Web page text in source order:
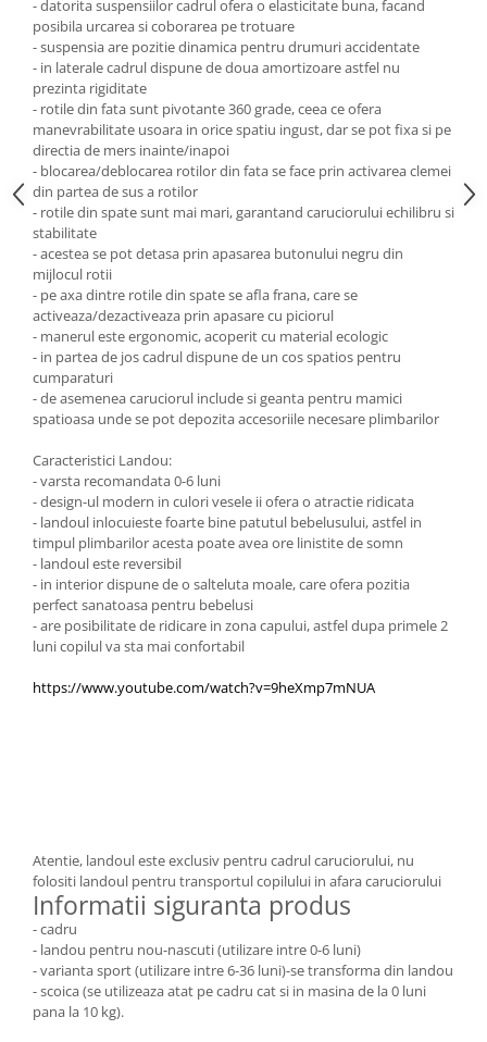
- datorita suspensiilor cadrul ofera o elasticitate buna, facand
posibila urcarea si coborarea pe trotuare
- suspensia are pozitie dinamica pentru drumuri accidentate
- in laterale cadrul dispune de doua amortizoare astfel nu
prezinta rigiditate
- rotile din fata sunt pivotante 360 grade, ceea ce ofera
manevrabilitate usoara in orice spatiu ingust, dar se pot fixa si pe
directia de mers inainte/inapoi
- blocarea/deblocarea rotilor din fata se face prin activarea clemei
din partea de sus a rotilor
- rotile din spate sunt mai mari, garantand caruciorului echilibru si
stabilitate
- acestea se pot detasa prin apasarea butonului negru din
mijlocul rotii
- pe axa dintre rotile din spate se afla frana, care se
activeaza/dezactiveaza prin apasare cu piciorul
- manerul este ergonomic, acoperit cu material ecologic
- in partea de jos cadrul dispune de un cos spatios pentru
cumparaturi
- de asemenea caruciorul include si geanta pentru mamici
spatioasa unde se pot depozita accesoriile necesare plimbarilor
Caracteristici Landou:
- varsta recomandata 0-6 luni
- design-ul modern in culori vesele ii ofera o atractie ridicata
- landoul inlocuieste foarte bine patutul bebelusului, astfel in
timpul plimbarilor acesta poate avea ore linistite de somn
- landoul este reversibil
- in interior dispune de o salteluta moale, care ofera pozitia
perfect sanatoasa pentru bebelusi
- are posibilitate de ridicare in zona capului, astfel dupa primele 2
luni copilul va sta mai confortabil
https://www.youtube.com/watch?v=9heXmp7mNUA
Atentie, landoul este exclusiv pentru cadrul caruciorului, nu
folositi landoul pentru transportul copilului in afara caruciorului
Informatii siguranta produs
- cadru
- landou pentru nou-nascuti (utilizare intre 0-6 luni)
- varianta sport (utilizare intre 6-36 luni)-se transforma din landou
- scoica (se utilizeaza atat pe cadru cat si in masina de la 0 luni
pana la 10 kg).